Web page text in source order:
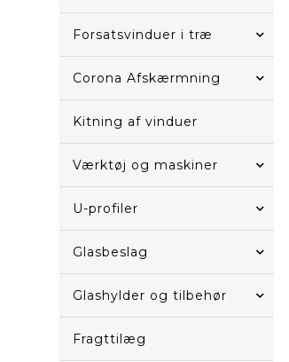
Forsatsvinduer i træ
Corona Afskærmning
Kitning af vinduer
Værktøj og maskiner
U-profiler
Glasbeslag
Glashylder og tilbehør
Fragttilæg